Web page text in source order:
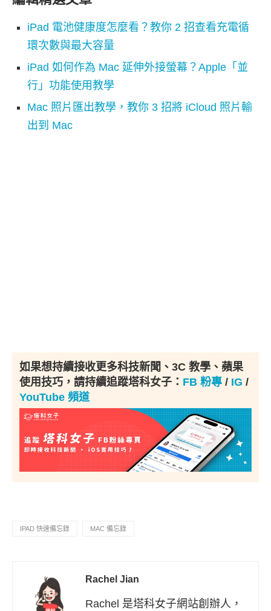
iPad 電池健康度怎麼看？教你 2 招查看充電循
環次數與最大容量
iPad 如何作為 Mac 延伸外接螢幕？Apple「並
行」功能使用教學
Mac 照片匯出教學，教你 3 招將 iCloud 照片輸
出到 Mac
如果想持續接收更多科技新聞、3C 教學、蘋果
使用技巧，請持續追蹤塔科女子： FB 粉專 / IG /
YouTube 頻道
IPAD 快速備忘錄 MAC 備忘錄
Rachel Jian
Rachel 是塔科女子網站創辦人，